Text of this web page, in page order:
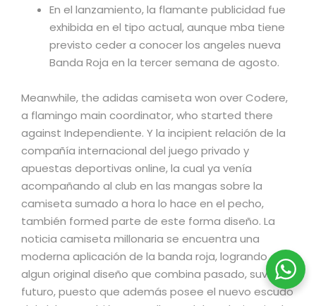
En el lanzamiento, la flamante publicidad fue
exhibida en el tipo actual, aunque mba tiene
previsto ceder a conocer los angeles nueva
Banda Roja en la tercer semana de agosto.
Meanwhile, the adidas camiseta won over Codere,
a flamingo main coordinator, who started there
against Independiente. Y la incipient relación de la
compañía internacional del juego privado y
apuestas deportivas online, la cual ya venía
acompañando al club en las mangas sobre la
camiseta sumado a hora lo hace en el pecho,
también formed parte de este forma diseño. La
noticia camiseta millonaria se encuentra una
moderna aplicación de la banda roja, logrando
algun original diseño que combina pasado, suvenir y
futuro, puesto que además posee el nuevo escudo